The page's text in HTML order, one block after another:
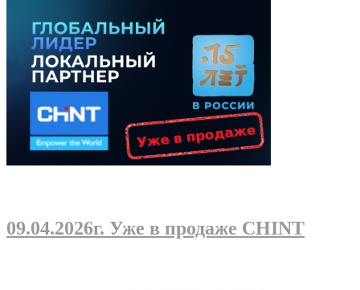
09.04.2026г. Уже в продаже CHINT